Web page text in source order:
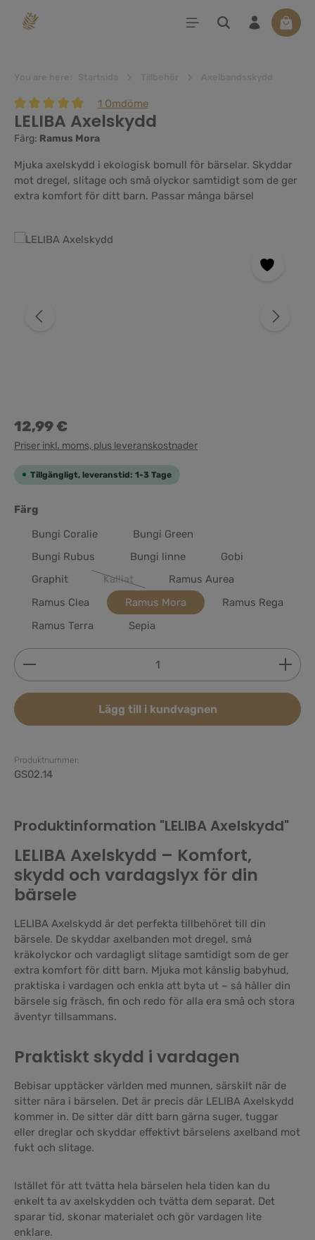
Genomsnittligt betyg på 5 av 5 stjärnor
1 Omdöme
LELIBA Axelskydd
Färg: Ramus Mora
Mjuka axelskydd i ekologisk bomull för bärselar. Skyddar
mot dregel, slitage och små olyckor samtidigt som de ger
extra komfort för ditt barn. Passar många bärsel
Hoppa över bildgalleri
12,99 €
Priser inkl. moms, plus leveranskostnader
Tillgängligt, leveranstid: 1-3 Tage
Välj
Färg
Bungi Coralie
Bungi Green
Bungi Rubus
Bungi linne
Gobi
Graphit
Kalliat
(Det här alternativet är för närvarande inte
Ramus Aurea
Ramus Clea
Ramus Mora
Ramus Rega
Ramus Terra
Sepia
Produktkvantitet: Ange önskat belopp eller
Lägg till i kundvagnen
Produktnummer:
GS02.14
Produktinformation "LELIBA Axelskydd"
LELIBA Axelskydd – Komfort,
skydd och vardagslyx för din
bärsele
LELIBA Axelskydd är det perfekta tillbehöret till din
bärsele. De skyddar axelbanden mot dregel, små
kräkolyckor och vardagligt slitage samtidigt som de ger
extra komfort för ditt barn. Mjuka mot känslig babyhud,
praktiska i vardagen och enkla att byta ut – så håller din
bärsele sig fräsch, fin och redo för alla era små och stora
äventyr tillsammans.
Praktiskt skydd i vardagen
Bebisar upptäcker världen med munnen, särskilt när de
sitter nära i bärselen. Det är precis där LELIBA Axelskydd
kommer in. De sitter där ditt barn gärna suger, tuggar
eller dreglar och skyddar effektivt bärselens axelband mot
fukt och slitage.
Istället för att tvätta hela bärselen hela tiden kan du
enkelt ta av axelskydden och tvätta dem separat. Det
sparar tid, skonar materialet och gör vardagen lite
enklare.